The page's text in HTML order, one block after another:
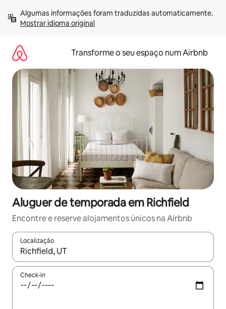
para
Mostrar idioma original
Transforme o seu espaço num Airbnb
Aluguer de temporada em Richfield
Encontre e reserve alojamentos únicos na Airbnb
Localização
Quando os resultados estiverem disponíveis, navegue com
Check-in